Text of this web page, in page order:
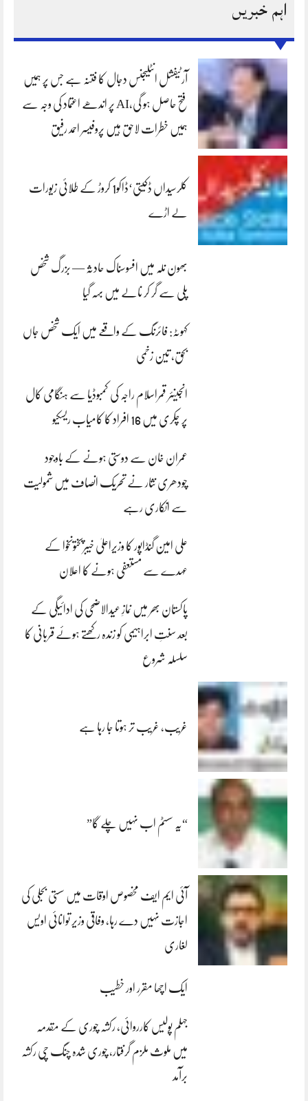
اہم خبریں
آرٹیفشل انٹلیجنس دجال کا فتنہ ہے جس پر ہمیں
فتح حاصل ہو گی،AI پر اندھے اعتماد کی وجہ سے
ہمیں خطرات لاحق ہیں پروفیسر احمد رفیق
کلرسیداں ڈکیتی‘ڈاکو1 کروڑ کے طلائی زیورات
لے اڑے
بھون نلہ میں افسوسناک حادثہ — بزرگ شخص
پلی سے گر کر نالے میں بہہ گیا
کہوٹہ: فائرنگ کے واقعے میں ایک شخص جاں
بحق، تین زخمی
انجینئر قمراسلام راجہ کی کمبوڈیا سے ہنگامی کال
پر چکری میں 16 افراد کا کامیاب ریسکیو
عمران خان سے دوستی ہونے کے باوجود
چودھری نثار نے تحریک انصاف میں شمولیت
سے انکاری رہے
علی امین گنڈاپور کا وزیراعلیٰ خیبرپختونخوا کے
عہدے سے مستعفی ہونے کا اعلان
پاکستان بھر میں نمازِ عیدالاضحی کی ادائیگی کے
بعد سنتِ ابراہیمی کو زندہ رکھتے ہوئے قربانی کا
سلسلہ شروع
غریب، غریب تر ہوتا جا رہا ہے
“یہ سسٹم اب نہیں چلے گا”
آئی ایم ایف مخصوص اوقات میں سستی بجلی کی
اجازت نہیں دے رہا، وفاقی وزیر توانائی اویس
لغاری
ایک اچھا مقرر اور خطیب
جہلم پولیس کارروائی، رکشہ چوری کے مقدمہ
میں ملوث ملزم گرفتار، چوری شدہ چنگ چی رکشہ
برآمد